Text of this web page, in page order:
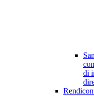
di